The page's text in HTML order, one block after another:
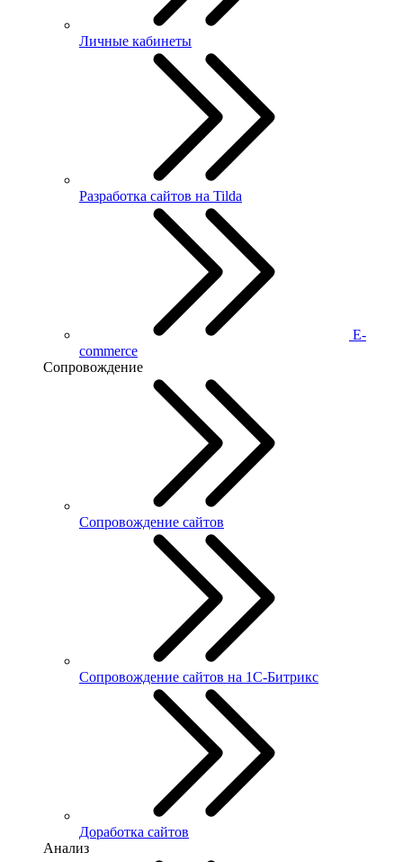
Личные кабинеты
Разработка сайтов на Tilda
E-
commerce
Сопровождение
Сопровождение сайтов
Сопровождение сайтов на 1С-Битрикс
Доработка сайтов
Анализ